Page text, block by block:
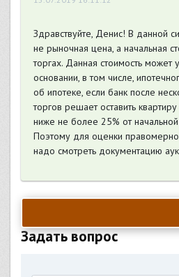
Здравствуйте, Денис! В данной
не рыночная цена, а начальная
торгах. Данная стоимость может
основании, в том числе,
об ипотеке, если банк после
торгов решает оставить
ниже не более 25% от
Поэтому для оценки
надо смотреть документацию
Задать вопрос